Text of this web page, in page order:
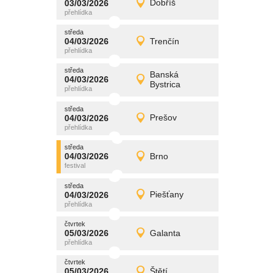
03/03/2026 Dobříš
úterý
03/03/2026 Detail
středa
04/03/2026 Trenčín
středa
04/03/2026 Detail
promítání
středa
04/03/2026
Banská
Bystrica
středa
04/03/2026 Detail
promítání
středa
04/03/2026 Prešov
středa
04/03/2026 Detail
promítání
středa
04/03/2026 Brno
středa
04/03/2026 Detail
promítání
středa
04/03/2026 Piešťany
středa
04/03/2026 Detail
promítání
čtvrtek
05/03/2026 Galanta
čtvrtek
05/03/2026 Detail
promítání
čtvrtek promítání